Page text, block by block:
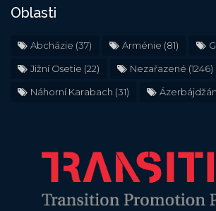
Oblasti
Abcházie (37) Arménie (81)
Jižní Osetie (22) Nezařazené (1246)
Náhorní Karabach (31) Ázerbájdžán